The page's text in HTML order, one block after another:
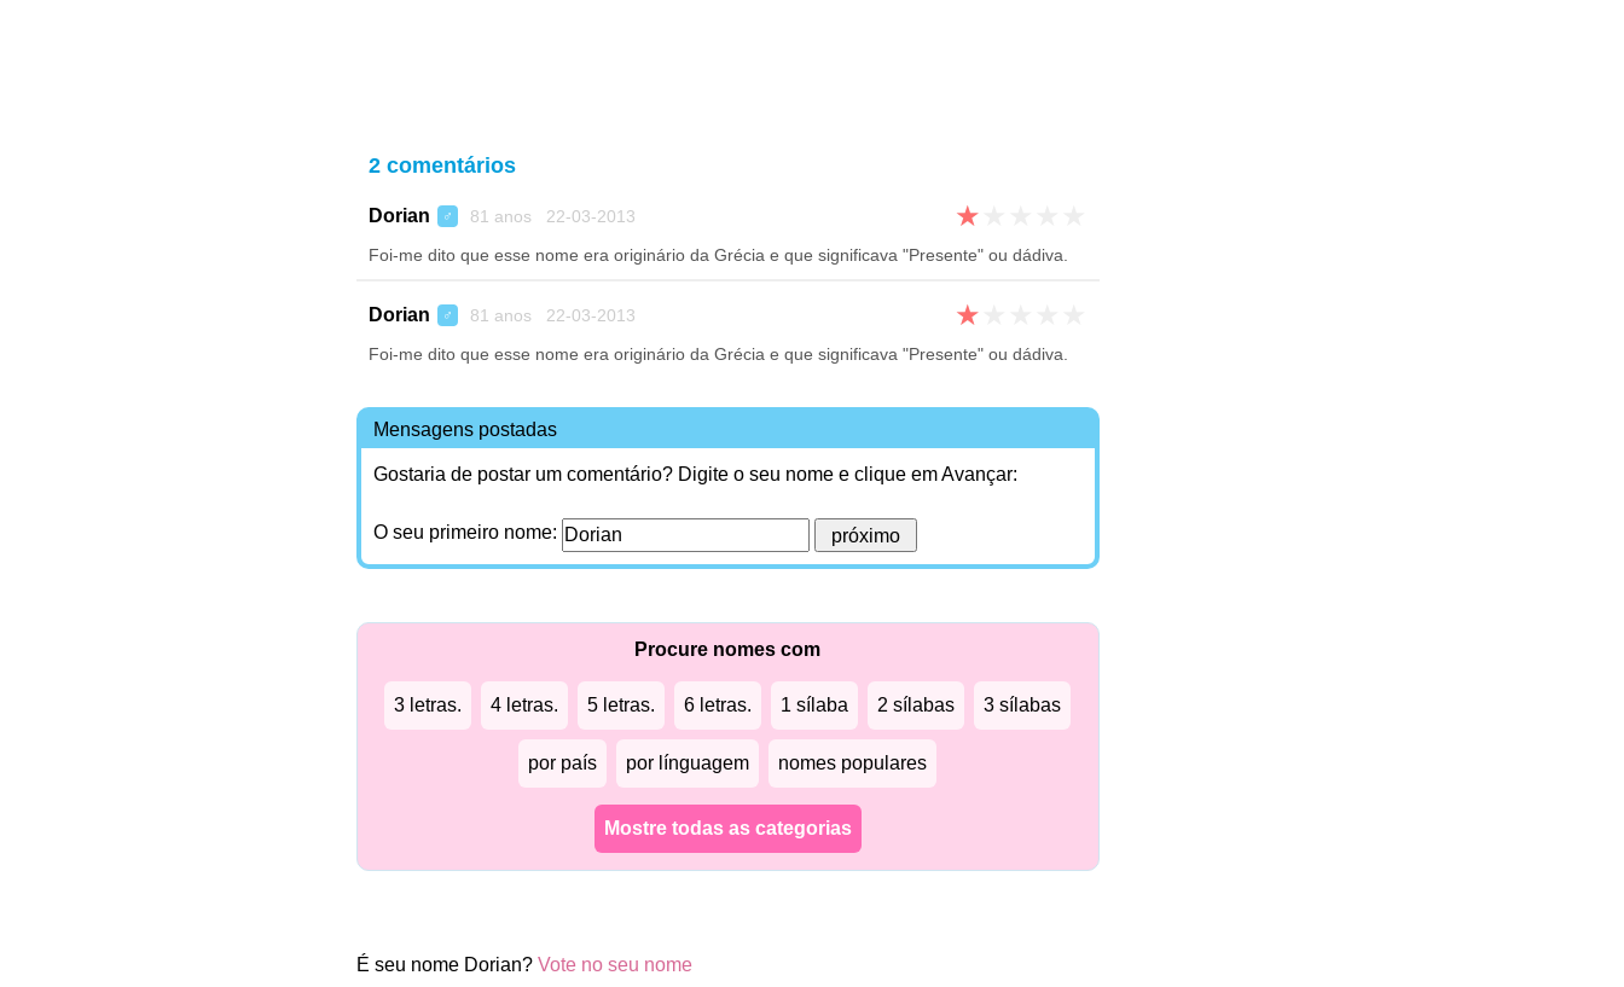
2 comentários
Dorian ♂ 81 anos 22-03-2013 ★
Foi-me dito que esse nome era originário da Grécia e que significava "Presente" ou dádiva.
Dorian ♂ 81 anos 22-03-2013 ★
Foi-me dito que esse nome era originário da Grécia e que significava "Presente" ou dádiva.
Mensagens postadas
Gostaria de postar um comentário? Digite o seu nome e clique em Avançar:
O seu primeiro nome:
Procure nomes com
3 letras. 4 letras. 5 letras. 6 letras. 1 sílaba 2 sílabas 3 sílabas
por país por línguagem nomes populares
Mostre todas as categorias
É seu nome Dorian? Vote no seu nome